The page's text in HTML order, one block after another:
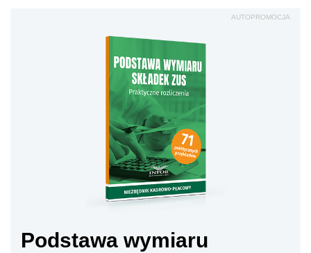
AUTOPROMOCJA
Podstawa wymiaru